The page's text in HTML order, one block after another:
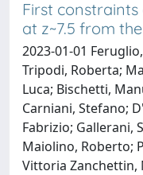
First
at z~7.5 from
2023-01-01
Tripodi, Roberta;
Luca; Bischetti,
Carniani, Stefano;
Fabrizio; Gallerani,
Maiolino, Roberto;
Vittoria Zanchettin,